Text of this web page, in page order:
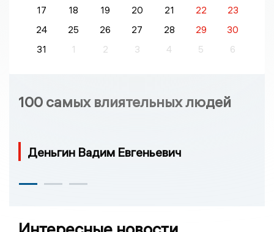
17
18 19 20 21 22
23
24
25 26 27 28 29
30
31
1 2 3 4 5 6
100 самых влиятельных людей
Деньгин Вадим Евгеньевич